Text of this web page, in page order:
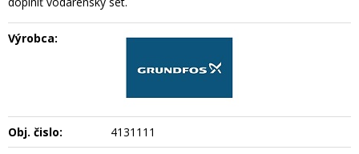
Výrobca:
Obj. čislo:
4131111